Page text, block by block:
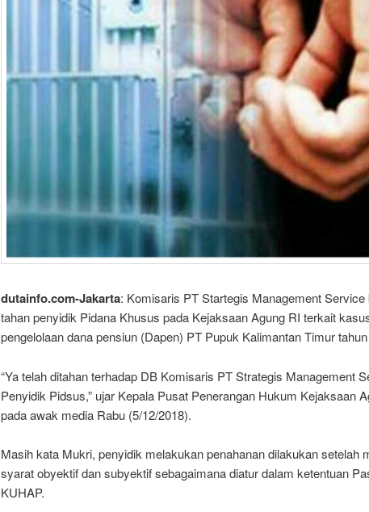
dutainfo.com-Jakarta: Komisaris PT Startegis Management Service
tahan penyidik Pidana Khusus pada Kejaksaan Agung RI terkait
pengelolaan dana pensiun (Dapen) PT Pupuk Kalimantan Timur
“Ya telah ditahan terhadap DB Komisaris PT Strategis Management
Penyidik Pidsus,” ujar Kepala Pusat Penerangan Hukum Kejaksaan
pada awak media Rabu (5/12/2018).
Masih kata Mukri, penyidik melakukan penahanan dilakukan setelah
syarat obyektif dan subyektif sebagaimana diatur dalam ketentuan
KUHAP.